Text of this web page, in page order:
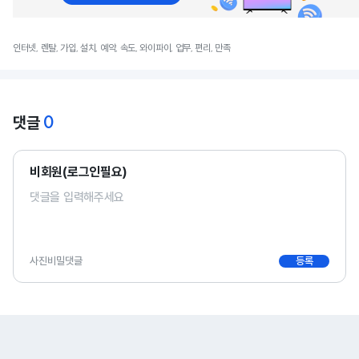
인터넷, 렌탈, 가입, 설치, 예약, 속도, 와이파이, 업무, 편리, 만족
댓글 0
비회원(로그인필요)
사진비밀댓글 등록